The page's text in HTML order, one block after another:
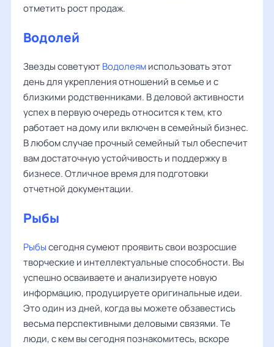
отметить рост продаж.
Водолей
Звезды советуютВодолеямиспользовать этот
день для укрепления отношений в семье и с
близкими родственниками. В деловой активности
успех в первую очередь относится к тем, кто
работает на дому или включен в семейный бизнес.
В любом случае прочный семейный тыл обеспечит
вам достаточную устойчивость и поддержку в
бизнесе. Отличное время для подготовки
отчетной документации.
Рыбы
Рыбысегодня сумеют проявить свои возросшие
творческие и интеллектуальные способности. Вы
успешно осваиваете и анализируете новую
информацию, продуцируете оригинальные идеи.
Это один из дней, когда вы можете обзавестись
весьма перспективными деловыми связями. Те
люди, с кем вы сегодня познакомитесь, вскоре